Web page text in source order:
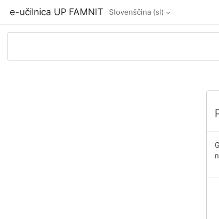
e-učilnica UP FAMNIT Slovenščina ‎(sl)‎